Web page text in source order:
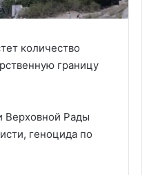
количество
границу
Верховной Рады
геноцида по